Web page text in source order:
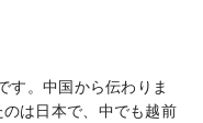
す。中国から伝わりま
は日本で、中でも越前